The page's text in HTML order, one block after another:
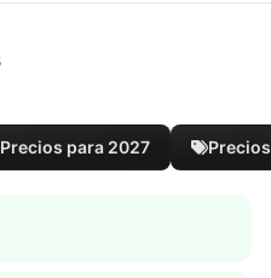
Precios para 2027